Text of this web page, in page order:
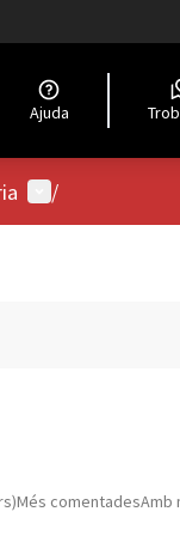
Ajuda
Menú d'usuari
/
Més comentadesAmb